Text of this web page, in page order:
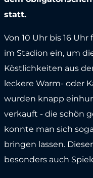
statt.
Von 10 Uhr bis 16
im Stadion ein, um
Köstlichkeiten aus
leckere Warm- oder
wurden knapp
verkauft - die schön
konnte man sich
bringen lassen.
besonders auch